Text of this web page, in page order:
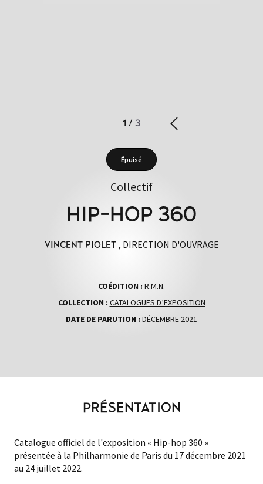
1 / 3
Épuisé
Collectif
HIP-HOP 360
VINCENT PIOLET , DIRECTION D'OUVRAGE
COÉDITION : R.M.N.
COLLECTION : CATALOGUES D’EXPOSITION
DATE DE PARUTION : DÉCEMBRE 2021
PRÉSENTATION
Catalogue officiel de l'exposition « Hip-hop 360 »
présentée à la Philharmonie de Paris du 17 décembre 2021
au 24 juillet 2022.